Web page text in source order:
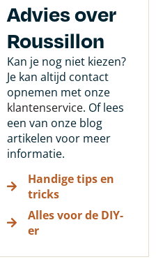
Advies over
Roussillon
Kan je nog niet kiezen?
Je kan altijd contact
opnemen met onze
klantenservice. Of lees
een van onze blog
artikelen voor meer
informatie.
Handige tips en
tricks
Alles voor de DIY-
er